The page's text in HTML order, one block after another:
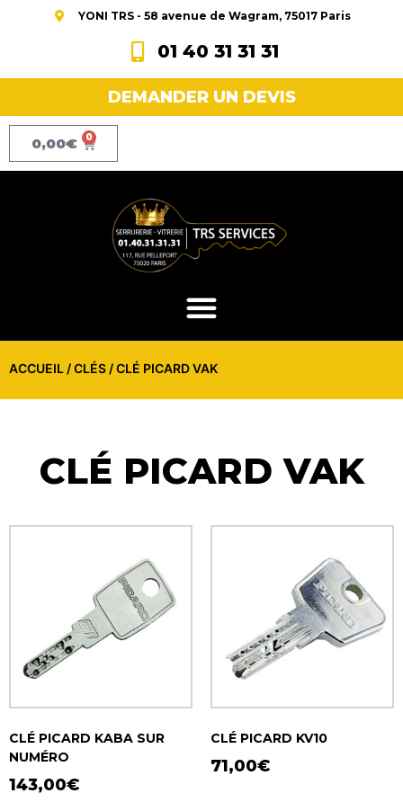
YONI TRS - 58 avenue de Wagram, 75017 Paris
01 40 31 31 31
DEMANDER UN DEVIS
0,00€ 0
ACCUEIL /CLÉS / CLÉ PICARD VAK
CLÉ PICARD VAK
CLÉ PICARD KABA SUR
NUMÉRO
143,00€
CLÉ PICARD KV10
71,00€